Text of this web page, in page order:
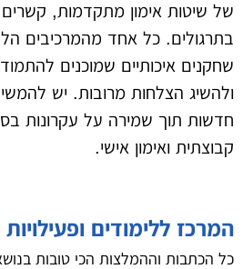
של שיטות אימון מתקדמות, קשרים
בתרגולים. כל אחד מהמרכיבים
שחקנים איכותיים שמוכנים
ולהשיג הצלחות מרובות. יש
חדשות תוך שמירה על עקרונות
קבוצתית ואימון אישי.
המרכז ללימודים ופעילויות
כל הכתבות וההמלצות הכי טובות